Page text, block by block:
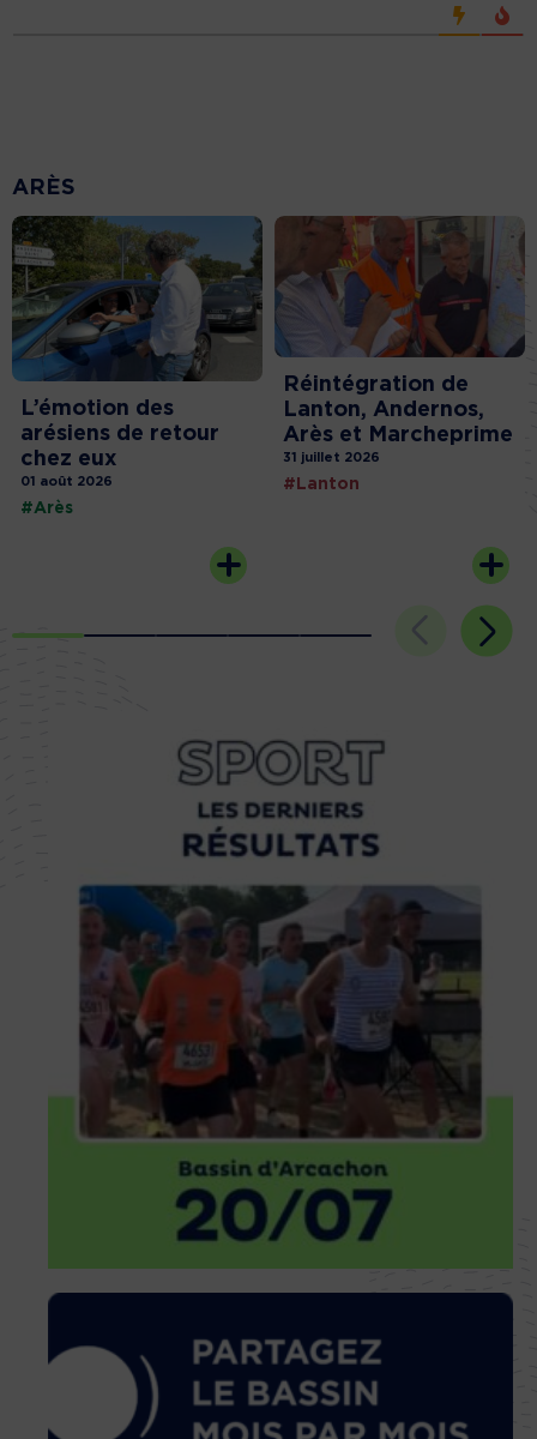
ARÈS
L’émotion des
arésiens de retour
chez eux
01 août 2026
#Arès
Réintégration de
Lanton, Andernos,
Arès et Marcheprime
31 juillet 2026
#Lanton